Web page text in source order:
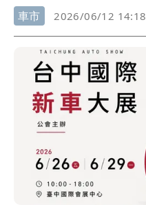
車市
2026/06/12 14:18